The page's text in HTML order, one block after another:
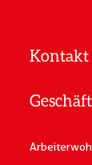
Kontakt